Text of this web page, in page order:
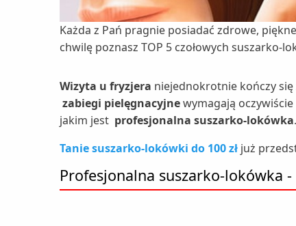
Każda z Pań pragnie posiadać zdrowe,
chwilę poznasz TOP 5 czołowych suszarko-
Wizyta u fryzjera niejednokrotnie kończy się
zabiegi pielęgnacyjnewymagają
jakim jest profesjonalna suszarko-lokówka.
Tanie suszarko-lokówki do 100 zł już
Profesjonalna suszarko-lokówka